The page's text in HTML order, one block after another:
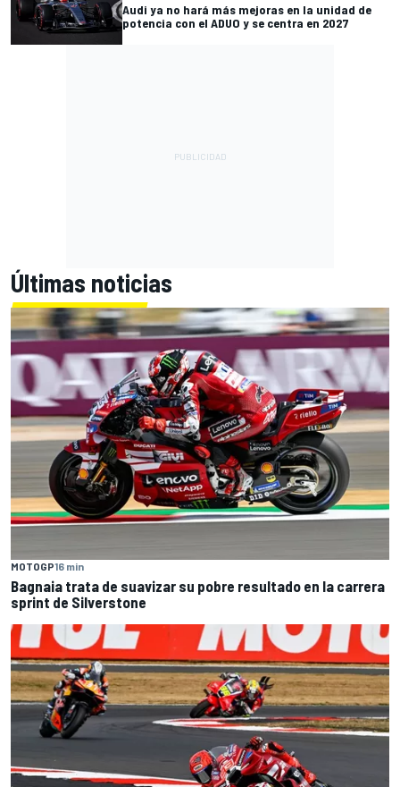
Audi ya no hará más mejoras en la unidad de
potencia con el ADUO y se centra en 2027
Últimas noticias
MOTOGP16 min
Bagnaia trata de suavizar su pobre resultado en la carrera
sprint de Silverstone